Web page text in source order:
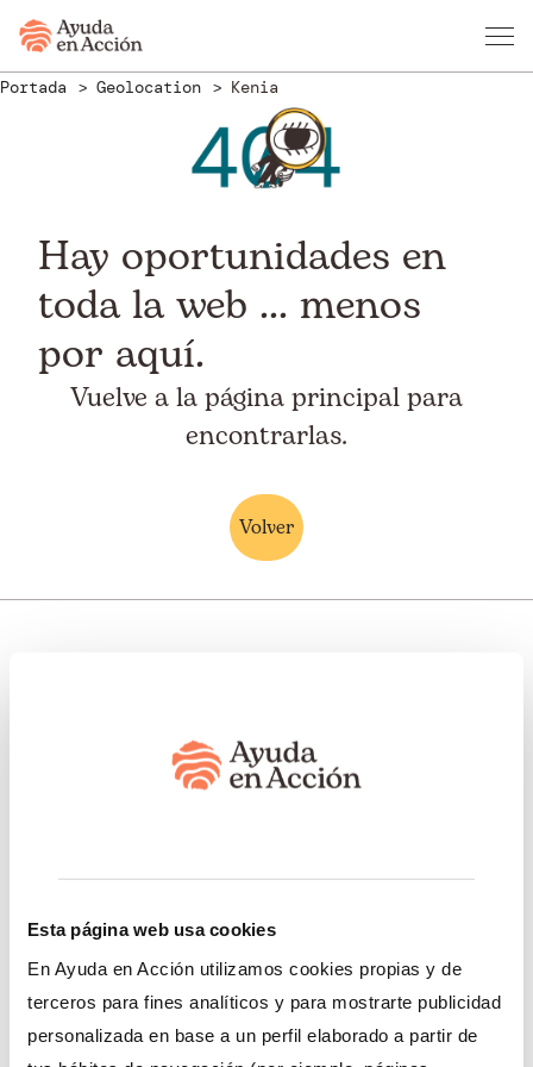
Esta página web usa cookies
En Ayuda en Acción utilizamos cookies propias y de
terceros para fines analíticos y para mostrarte publicidad
personalizada en base a un perfil elaborado a partir de
Portada Geolocation Kenia
Hay oportunidades en
toda la web ... menos
por aquí.
Vuelve a la página principal para
encontrarlas.
Volver
Nuestro trabajo Esto te interesa